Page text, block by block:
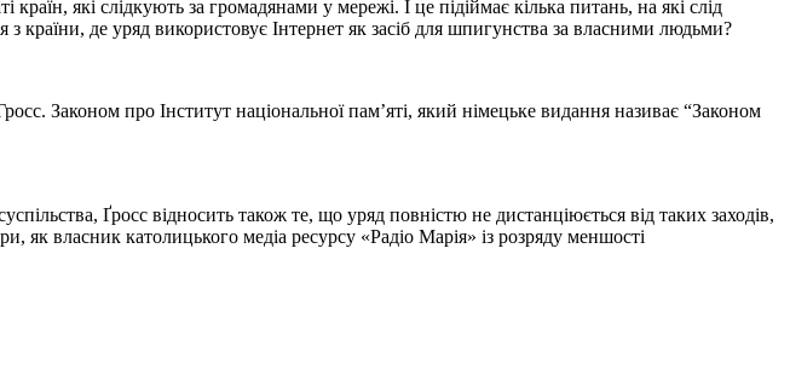
які слідкують за громадянами у мережі. І це підіймає кілька питань, на які слід
де уряд використовує Інтернет як засіб для шпигунства за власними людьми?
Законом про Інститут національної пам’яті, який німецьке видання називає “Законом
Ґросс відносить також те, що уряд повністю не дистанціюється від таких заходів,
власник католицького медіа ресурсу «Радіо Марія» із розряду меншості